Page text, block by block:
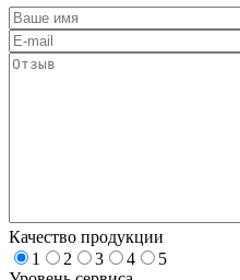
Качество продукции
1
2 3 4
5